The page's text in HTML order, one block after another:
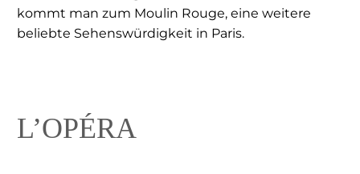
kommt man zum Moulin Rouge, eine weitere
beliebte Sehenswürdigkeit in Paris.
L’OPÉRA